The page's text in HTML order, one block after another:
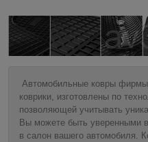
Автомобильные ковры фирмы
коврики, изготовлены по
позволяющей учитывать
Вы можете быть уверенными
в салон вашего автомобиля.